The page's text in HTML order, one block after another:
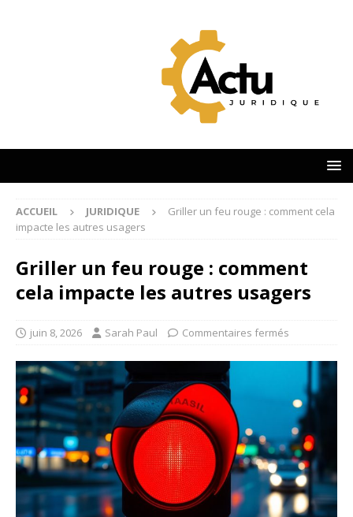
ACCUEIL JURIDIQUE
Griller un feu rouge : comment cela
impacte les autres usagers
Griller un feu rouge : comment
cela impacte les autres usagers
juin 8, 2026 Sarah Paul Commentaires fermés